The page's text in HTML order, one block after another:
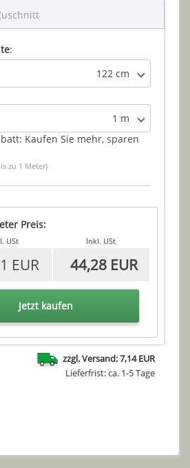
:
122 cm
1 m
Kaufen Sie mehr, sparen
zu 1 Meter)
Preis:
USt Inkl. USt
EUR 44,28 EUR
Jetzt kaufen
zzgl. Versand: 7,14 EUR
Lieferfrist: ca. 1-5 Tage